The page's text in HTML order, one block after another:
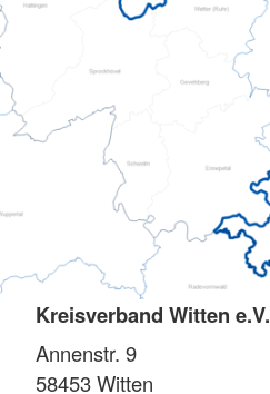
Kreisverband Witten e.V.
Annenstr. 9
58453Witten